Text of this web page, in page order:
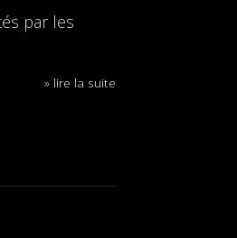
par les
» lire la suite